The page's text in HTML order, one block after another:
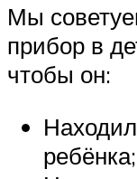
Мы
прибор в
чтобы он:
ребёнка;